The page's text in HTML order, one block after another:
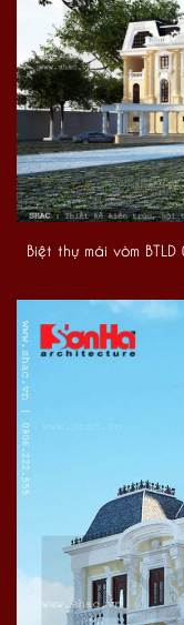
Biệt thự mái vòm